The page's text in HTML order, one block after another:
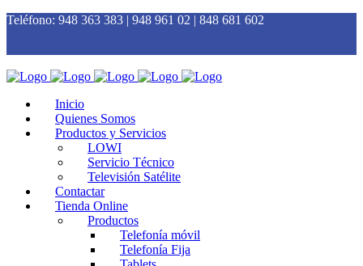
Teléfono: 948 363 383 | 948 961 02 | 848 681 602
Inicio
Quienes Somos
Productos y Servicios
LOWI
Servicio Técnico
Televisión Satélite
Contactar
Tienda Online
Productos
Telefonía móvil
Telefonía Fija